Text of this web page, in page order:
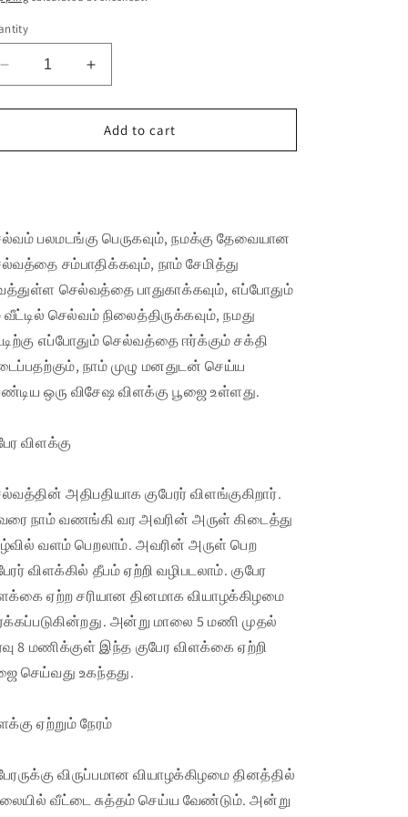
Decrease
quantity
for
விளக்கு
Increase
quantity
for
குபேர
விளக்கு
Add to cart
பலமடங்கு பெருகவும், நமக்கு தேவையான
சம்பாதிக்கவும், நாம் சேமித்து
செல்வத்தை பாதுகாக்கவும், எப்போதும்
வீட்டில் செல்வம் நிலைத்திருக்கவும், நமது
எப்போதும் செல்வத்தை ஈர்க்கும் சக்தி
நாம் முழு மனதுடன் செய்ய
ஒரு விசேஷ விளக்கு பூஜை உள்ளது.
விளக்கு
அதிபதியாக குபேரர் விளங்குகிறார்.
நாம் வணங்கி வர அவரின் அருள் கிடைத்து
வளம் பெறலாம். அவரின் அருள் பெற
விளக்கில் தீபம் ஏற்றி வழிபடலாம். குபேர
ஏற்ற சரியான தினமாக வியாழக்கிழமை
அன்று மாலை 5 மணி முதல்
8 மணிக்குள் இந்த குபேர விளக்கை ஏற்றி
செய்வது உகந்தது.
ஏற்றும் நேரம்
விருப்பமான வியாழக்கிழமை தினத்தில்
வீட்டை சுத்தம் செய்ய வேண்டும். அன்று